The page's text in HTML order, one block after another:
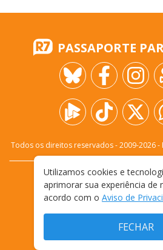
PASSAPORTE
Todos os direitos reservados - 2009-2026-
FALE CONOSCO
TERMOS E CONDIÇÕES
Utilizamos cookies e
aprimorar sua experiência de
acordo com o Aviso de
FECHAR